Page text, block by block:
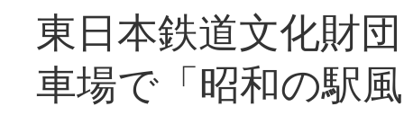
東日本鉄道文化財
車場で「昭和の駅